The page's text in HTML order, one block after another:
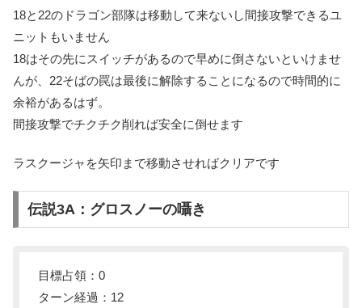
18と22のドラゴン部隊は移動して来ないし間接攻撃できるユ
ニットもいません
18はその先にスイッチがあるので早めに倒さないといけませ
んが、22そばの罠は最後に解除することになるので時間的に
余裕があるはず。
間接攻撃でチクチク削れば安全に倒せます
ラスクージャを矢印まで移動させればクリアです
伝説3A：グロスノーの囁き
目標占領：0
ターン経過：12